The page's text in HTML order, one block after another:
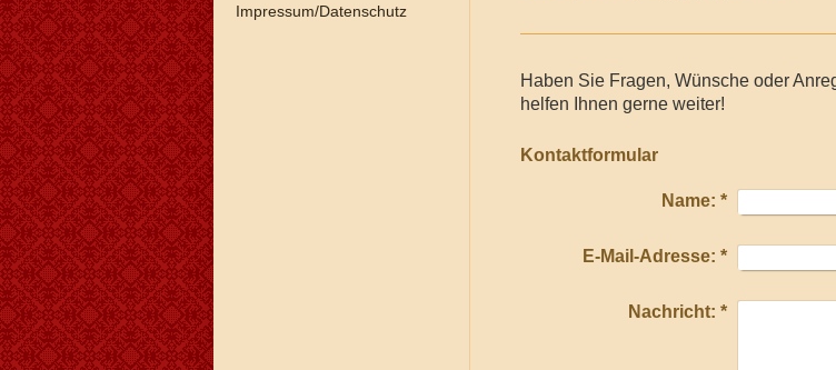
Impressum/Datenschutz
Haben Sie Fragen, Wünsche oder
helfen Ihnen gerne weiter!
Kontaktformular
Name: *
E-Mail-Adresse: *
Nachricht: *